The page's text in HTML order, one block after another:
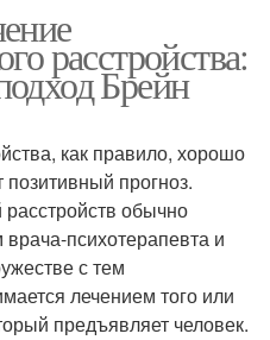
расстройства:
Брейн
как правило, хорошо
прогноз.
обычно
психотерапевта и
с тем
лечением того или
предъявляет человек.